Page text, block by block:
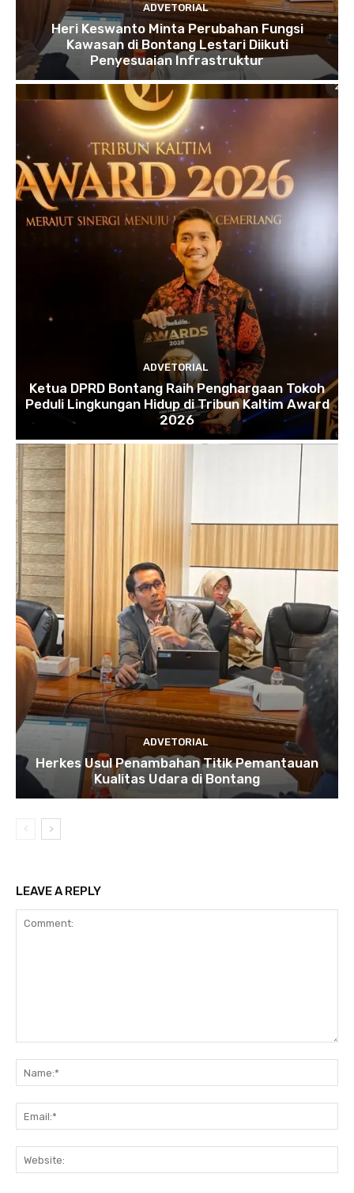
ADVETORIAL
Heri Keswanto Minta Perubahan Fungsi
Kawasan di Bontang Lestari Diikuti
Penyesuaian Infrastruktur
ADVETORIAL
Ketua DPRD Bontang Raih Penghargaan Tokoh
Peduli Lingkungan Hidup di Tribun Kaltim Award
2026
ADVETORIAL
Herkes Usul Penambahan Titik Pemantauan
Kualitas Udara di Bontang
LEAVE A REPLY